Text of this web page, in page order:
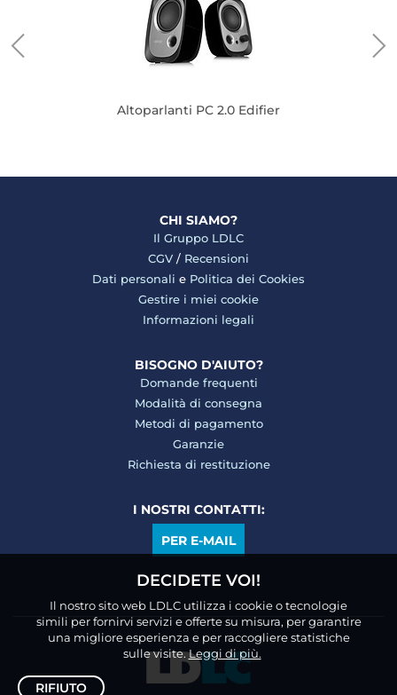
Altoparlanti PC 2.0 Edifier
CHI SIAMO?
Il Gruppo LDLC
CGV / Recensioni
Dati personali e Politica dei Cookies
Gestire i miei cookie
Informazioni legali
BISOGNO D'AIUTO?
Domande frequenti
Modalità di consegna
Metodi di pagamento
Garanzie
Richiesta di restituzione
I NOSTRI CONTATTI:
PER E-MAIL
DECIDETE VOI!
Il nostro sito web LDLC utilizza i cookie o tecnologie
simili per fornirvi servizi e offerte su misura, per garantire
una migliore esperienza e per raccogliere statistiche
sulle visite.Leggi di più.
RIFIUTO